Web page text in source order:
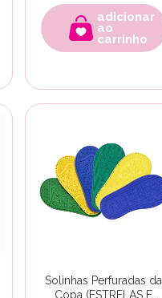
adicionar
ao
carrinho
Solinhas Perfuradas da
Copa (ESTRELAS E